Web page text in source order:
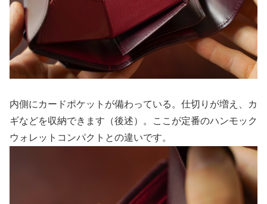
内側にカードポケットが備わっている。仕切りが増え、カ
ギなどを収納できます（後述）。ここが定番のハンモック
ウォレットコンパクトとの違いです。